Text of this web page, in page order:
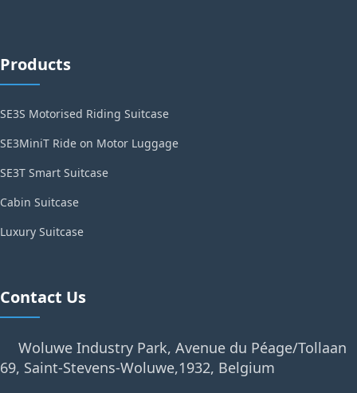
Products
SE3S Motorised Riding Suitcase
SE3MiniT Ride on Motor Luggage
SE3T Smart Suitcase
Cabin Suitcase
Luxury Suitcase
Contact Us
Woluwe Industry Park, Avenue du Péage/Tollaan
69, Saint-Stevens-Woluwe,1932, Belgium